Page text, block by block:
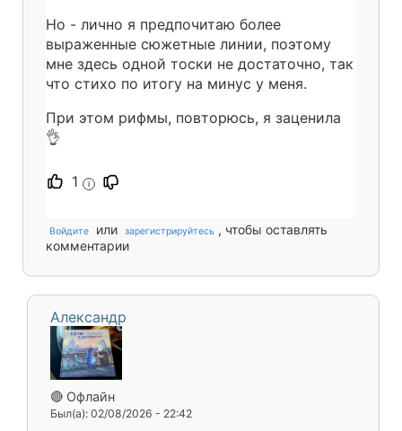
Но - лично я предпочитаю более
выраженные сюжетные линии, поэтому
мне здесь одной тоски не достаточно, так
что стихо по итогу на минус у меня.
При этом рифмы, повторюсь, я заценила
👌
1 i
Войдите или зарегистрируйтесь , чтобы оставлять
комментарии
Александр
🔴 Офлайн
Был(а): 02/08/2026 - 22:42